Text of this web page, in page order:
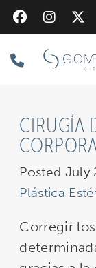
Skip
to
main
content
Phone
CIRUGÍA
Posted July
Plástica
Corregir